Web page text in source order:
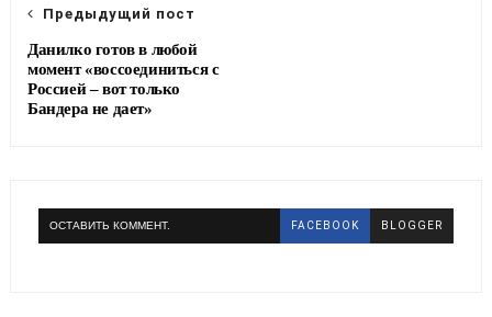
Предыдущий пост
Данилко готов в любой
момент «воссоединиться с
Россией – вот только
Бандера не дает»
ОСТАВИТЬ КОММЕНТ. FACEBOOK BLOGGER